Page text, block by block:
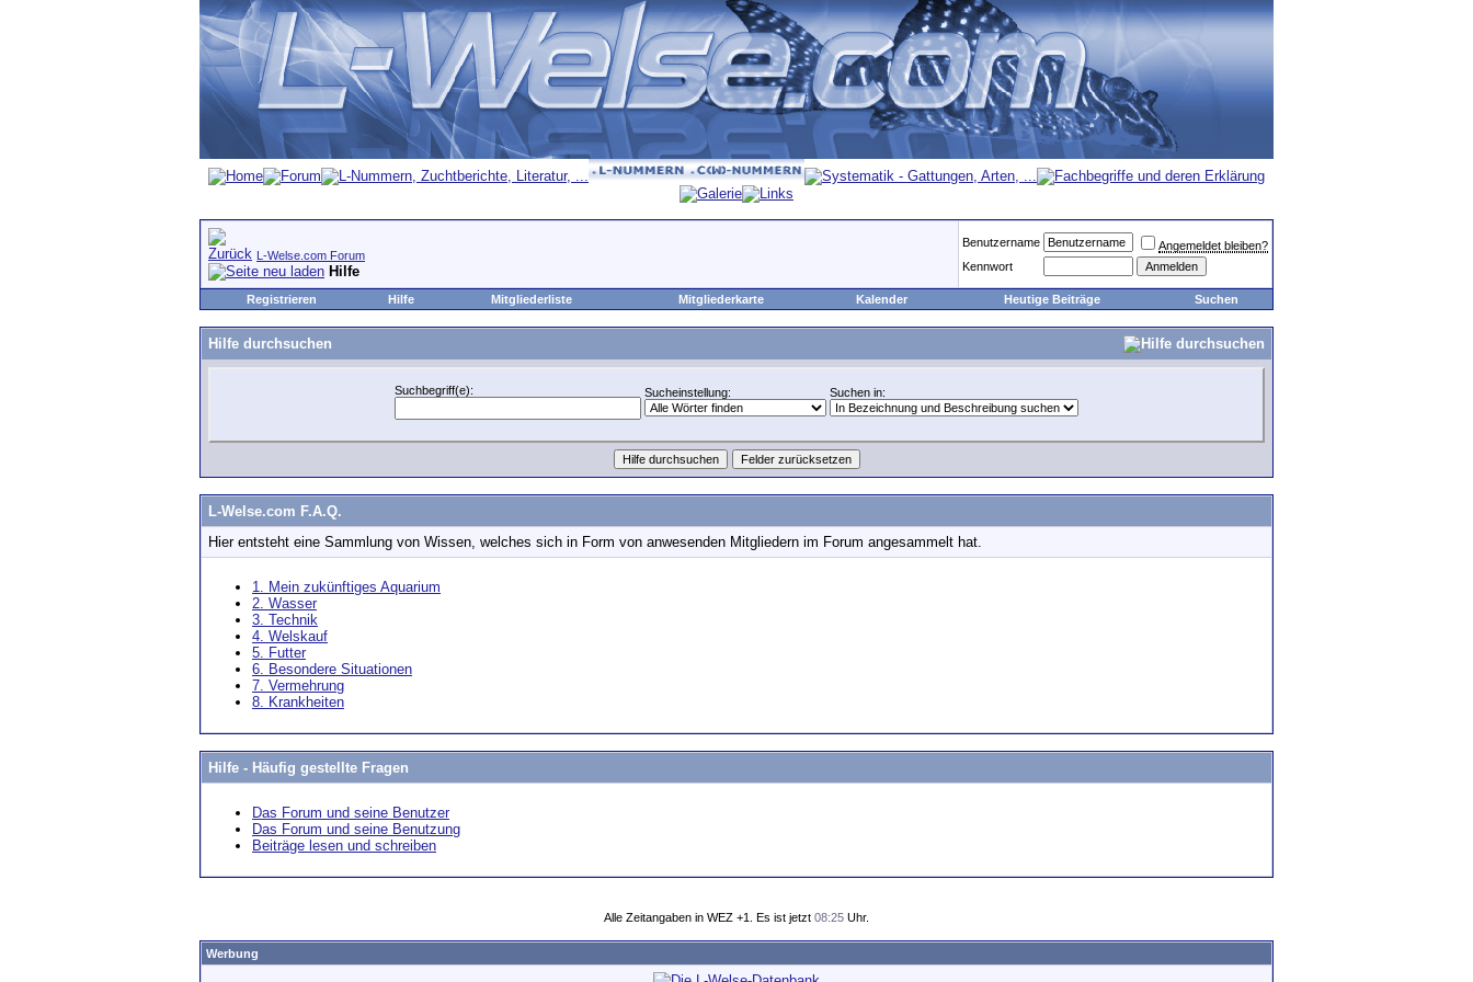
L-Welse.com Forum
Hilfe
Benutzername
Angemeldet bleiben?
Kennwort
Registrieren Hilfe Mitgliederliste Mitgliederkarte Kalender Heutige Beiträge Suchen
Hilfe durchsuchen
Suchbegriff(e): Sucheinstellung: Suchen in:
L-Welse.com F.A.Q.
Hier entsteht eine Sammlung von Wissen, welches sich in Form von anwesenden Mitgliedern im Forum angesammelt hat.
1. Mein zukünftiges Aquarium
2. Wasser
3. Technik
4. Welskauf
5. Futter
6. Besondere Situationen
7. Vermehrung
8. Krankheiten
Hilfe - Häufig gestellte Fragen
Das Forum und seine Benutzer
Das Forum und seine Benutzung
Beiträge lesen und schreiben
Alle Zeitangaben in WEZ +1. Es ist jetzt 08:25 Uhr.
Werbung